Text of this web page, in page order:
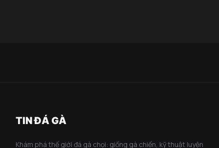
TIN ĐÁ GÀ
Khám phá thế giới đá gà chọi: giống gà chiến, kỹ thuật luyện